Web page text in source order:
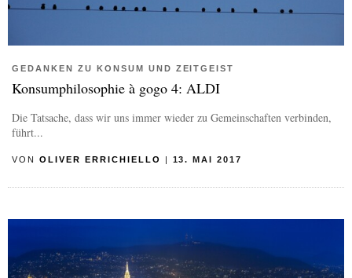
GEDANKEN ZU KONSUM UND ZEITGEIST
Konsumphilosophie à gogo 4: ALDI
Die Tatsache, dass wir uns immer wieder zu Gemeinschaften verbinden,
führt...
VON OLIVER ERRICHIELLO 13. MAI 2017